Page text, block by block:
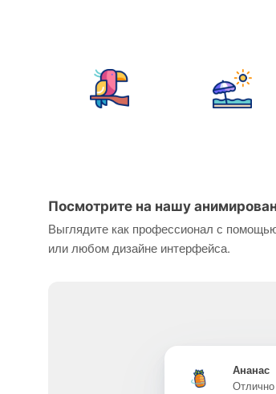
Посмотрите на нашу
Выглядите как профессионал с
или любом дизайне интерфейса.
Ананас